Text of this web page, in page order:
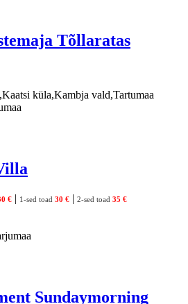
Tõllaratas
küla,Kambja vald,Tartumaa
€ | 1-sed toad 30 € | 2-sed toad 35 €
Sundaymorning